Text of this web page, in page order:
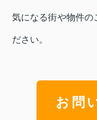
気になる街や物件の
ださい。
お問